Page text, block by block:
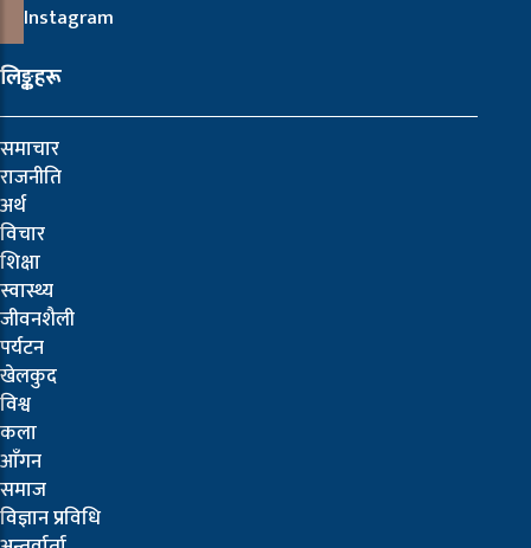
Instagram
लिङ्कहरू
समाचार
राजनीति
अर्थ
विचार
शिक्षा
स्वास्थ्य
जीवनशैली
पर्यटन
खेलकुद
विश्व
कला
आँगन
समाज
विज्ञान प्रविधि